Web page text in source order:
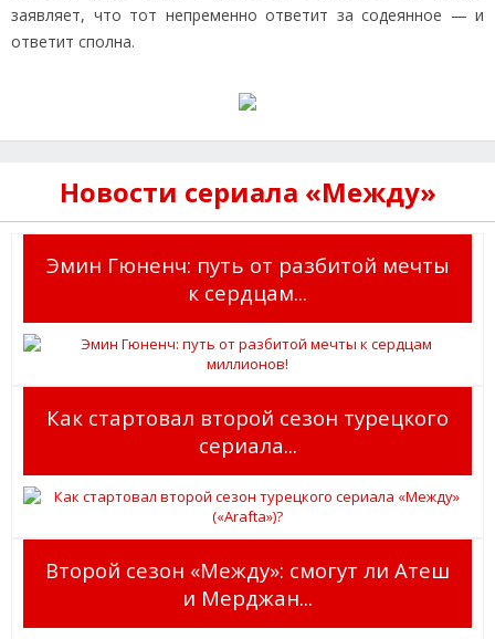
заявляет, что тот непременно ответит за содеянное — и
ответит сполна.
Новости сериала «Между»
Эмин Гюненч: путь от разбитой мечты
к сердцам...
Как стартовал второй сезон турецкого
сериала...
Второй сезон «Между»: смогут ли Атеш
и Мерджан...